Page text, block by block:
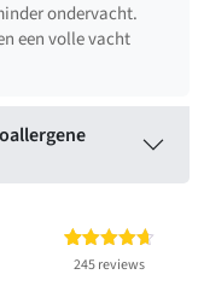
ondervacht.
een volle vacht
Gewaardeerd
245
245 reviews